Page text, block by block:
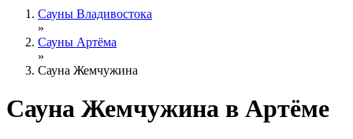
Сауны Владивостока
»
Сауны Артёма
»
Сауна Жемчужина
Сауна Жемчужина в Артёме